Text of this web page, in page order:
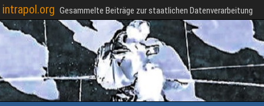
intrapol.org Gesammelte Beiträge zur staatlichen Datenverarbeitung